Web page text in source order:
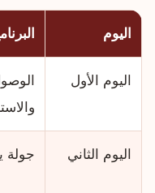
اليوم
اليوم الأول
اليوم الثاني جولة